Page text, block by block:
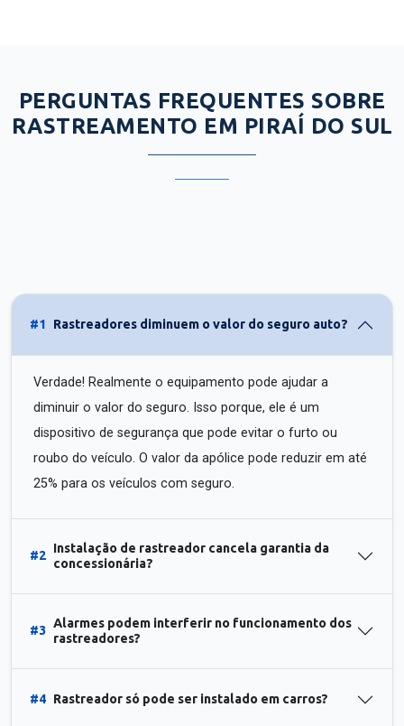
PERGUNTAS FREQUENTES SOBRE
RASTREAMENTO EM PIRAÍ DO SUL
#1 Rastreadores diminuem o valor do seguro auto?
Verdade! Realmente o equipamento pode ajudar a
diminuir o valor do seguro. Isso porque, ele é um
dispositivo de segurança que pode evitar o furto ou
roubo do veículo. O valor da apólice pode reduzir em até
25% para os veículos com seguro.
#2
Instalação de rastreador cancela garantia da
concessionária?
#3
Alarmes podem interferir no funcionamento dos
rastreadores?
#4 Rastreador só pode ser instalado em carros?